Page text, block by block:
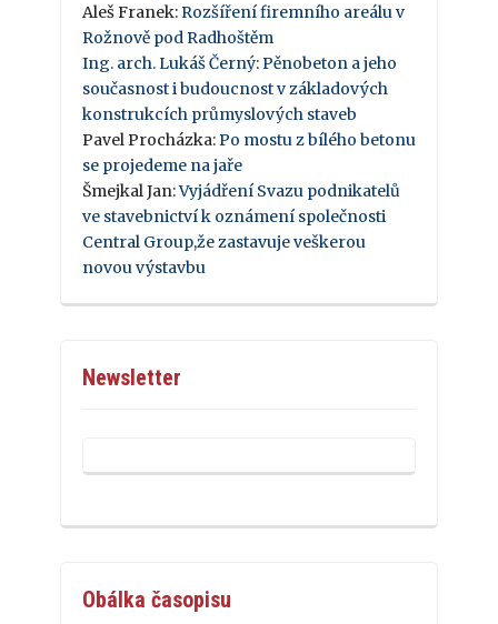
Aleš Franek: Rozšíření firemního areálu v
Rožnově pod Radhoštěm
Ing. arch. Lukáš Černý: Pěnobeton a jeho
současnost i budoucnost v základových
konstrukcích průmyslových staveb
Pavel Procházka: Po mostu z bílého betonu
se projedeme na jaře
Šmejkal Jan:Vyjádření Svazu podnikatelů
ve stavebnictví k oznámení společnosti
Central Group,že zastavuje veškerou
novou výstavbu
Newsletter
Obálka časopisu